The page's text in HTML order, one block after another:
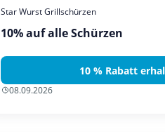
Star Wurst Grillschürzen
10% auf alle Schürzen
10 % Rabatt
08.09.2026